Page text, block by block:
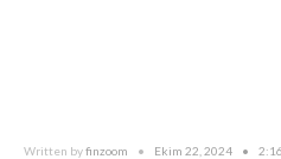
Written byfinzoom • Ekim 22, 2024 •